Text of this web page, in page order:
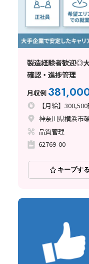
製造経験者歓迎◎
確認・進捗管理
月収例
【月給】
神奈川県横浜市
品質管理
62769-00
キープする